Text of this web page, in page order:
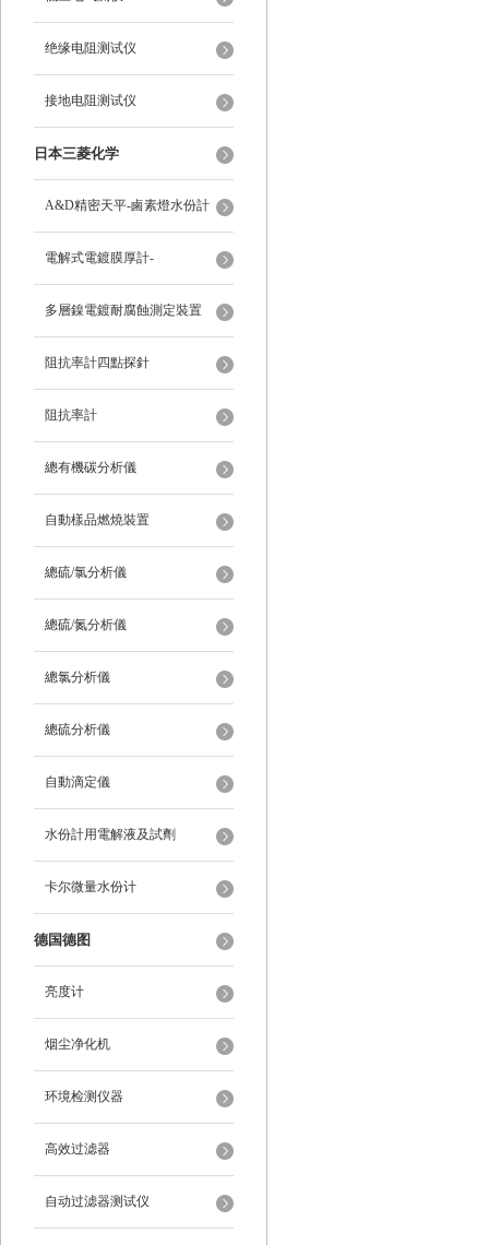
绝缘电阻测试仪
接地电阻测试仪
日本三菱化学
A&D精密天平-鹵素燈水份計
電解式電鍍膜厚計-
多層鎳電鍍耐腐蝕測定裝置
阻抗率計四點探針
阻抗率計
總有機碳分析儀
自動樣品燃燒裝置
總硫/氯分析儀
總硫/氮分析儀
總氯分析儀
總硫分析儀
自動滴定儀
水份計用電解液及試劑
卡尔微量水份计
德国德图
亮度计
烟尘净化机
环境检测仪器
高效过滤器
自动过滤器测试仪